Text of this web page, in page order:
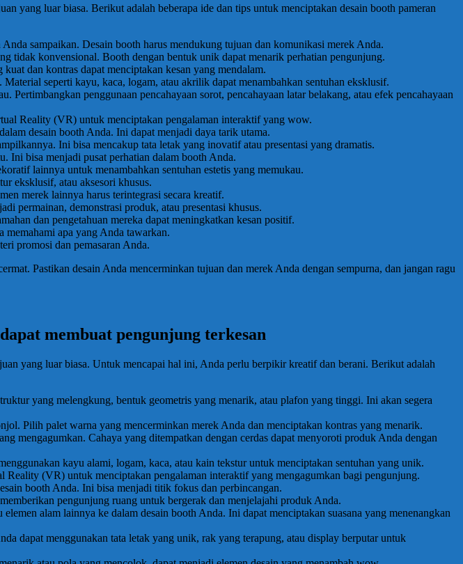
yang luar biasa. Berikut adalah beberapa ide dan tips untuk menciptakan desain booth pameran
sampaikan. Desain booth harus mendukung tujuan dan komunikasi merek Anda.
tidak konvensional. Booth dengan bentuk unik dapat menarik perhatian pengunjung.
dan kontras dapat menciptakan kesan yang mendalam.
seperti kayu, kaca, logam, atau akrilik dapat menambahkan sentuhan eksklusif.
Pertimbangkan penggunaan pencahayaan sorot, pencahayaan latar belakang, atau efek pencahayaan
Reality (VR) untuk menciptakan pengalaman interaktif yang wow.
desain booth Anda. Ini dapat menjadi daya tarik utama.
Ini bisa mencakup tata letak yang inovatif atau presentasi yang dramatis.
Ini bisa menjadi pusat perhatian dalam booth Anda.
lainnya untuk menambahkan sentuhan estetis yang memukau.
eksklusif, atau aksesori khusus.
merek lainnya harus terintegrasi secara kreatif.
permainan, demonstrasi produk, atau presentasi khusus.
dan pengetahuan mereka dapat meningkatkan kesan positif.
memahami apa yang Anda tawarkan.
promosi dan pemasaran Anda.
Pastikan desain Anda mencerminkan tujuan dan merek Anda dengan sempurna, dan jangan ragu
membuat pengunjung terkesan
yang luar biasa. Untuk mencapai hal ini, Anda perlu berpikir kreatif dan berani. Berikut adalah
yang melengkung, bentuk geometris yang menarik, atau plafon yang tinggi. Ini akan segera
Pilih palet warna yang mencerminkan merek Anda dan menciptakan kontras yang menarik.
mengagumkan. Cahaya yang ditempatkan dengan cerdas dapat menyoroti produk Anda dengan
kayu alami, logam, kaca, atau kain tekstur untuk menciptakan sentuhan yang unik.
(VR) untuk menciptakan pengalaman interaktif yang mengagumkan bagi pengunjung.
booth Anda. Ini bisa menjadi titik fokus dan perbincangan.
pengunjung ruang untuk bergerak dan menjelajahi produk Anda.
alam lainnya ke dalam desain booth Anda. Ini dapat menciptakan suasana yang menenangkan
dapat menggunakan tata letak yang unik, rak yang terapung, atau display berputar untuk